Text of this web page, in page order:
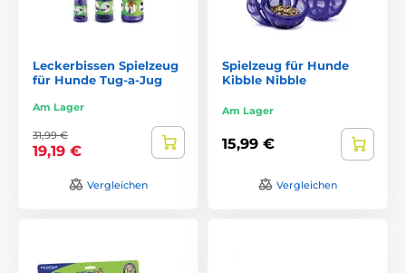
Leckerbissen Spielzeug
für Hunde Tug-a-Jug
Am Lager
31,99 €
19,19 €
Vergleichen
Spielzeug für Hunde
Kibble Nibble
Am Lager
15,99 €
Vergleichen